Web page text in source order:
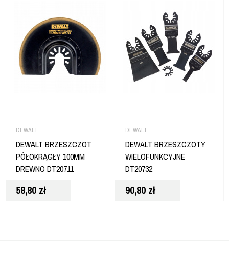
DEWALT
DEWALT BRZESZCZOT
PÓŁOKRĄGŁY 100MM
DREWNO DT20711
58,80 zł
DEWALT
DEWALT BRZESZCZOTY
WIELOFUNKCYJNE
DT20732
90,80 zł